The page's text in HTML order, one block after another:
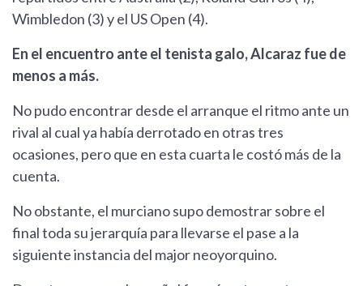
Wimbledon (3) y el US Open (4).
En el encuentro ante el tenista galo, Alcaraz fue de
menos a más.
No pudo encontrar desde el arranque el ritmo ante un
rival al cual ya había derrotado en otras tres
ocasiones, pero que en esta cuarta le costó más de la
cuenta.
No obstante, el murciano supo demostrar sobre el
final toda su jerarquía para llevarse el pase a la
siguiente instancia del major neoyorquino.